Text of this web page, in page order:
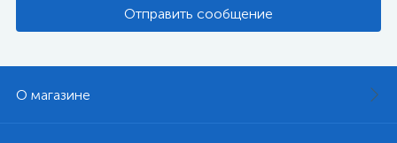
Отправить сообщение
О магазине